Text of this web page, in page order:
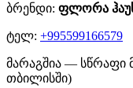
ბრენდი: ფლორა
ტელ: +995599166579
მარაგშია — სწრაფი
თბილისში)